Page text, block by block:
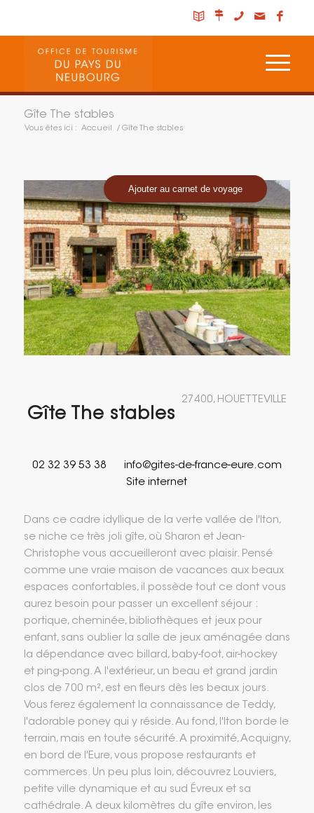
Gîte The stables
Vous êtes ici : Accueil / Gîte The stables
Ajouter au carnet de voyage
Gîte The stables
27400, HOUETTEVILLE
02 32 39 53 38
info@gites-de-france-eure.com
Site internet
Dans ce cadre idyllique de la verte vallée de l'Iton,
se niche ce très joli gîte, où Sharon et Jean-
Christophe vous accueilleront avec plaisir. Pensé
comme une vraie maison de vacances aux beaux
espaces confortables, il possède tout ce dont vous
aurez besoin pour passer un excellent séjour :
portique, cheminée, bibliothèques et jeux pour
enfant, sans oublier la salle de jeux aménagée dans
la dépendance avec billard, baby-foot, air-hockey
et ping-pong. A l'extérieur, un beau et grand jardin
clos de 700 m², est en fleurs dès les beaux jours.
Vous ferez également la connaissance de Teddy,
l'adorable poney qui y réside. Au fond, l'Iton borde le
terrain, mais en toute sécurité. A proximité, Acquigny,
en bord de l'Eure, vous propose restaurants et
commerces. Un peu plus loin, découvrez Louviers,
petite ville dynamique et au sud Évreux et sa
cathédrale. A deux kilomètres du gîte environ, les